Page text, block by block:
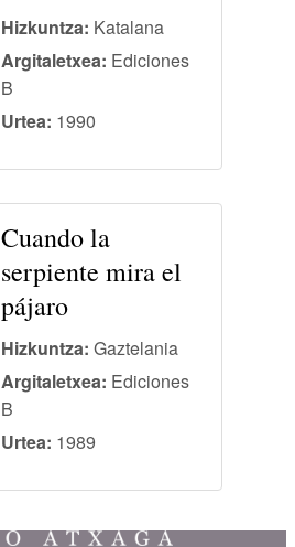
Hizkuntza: Katalana
Argitaletxea: Ediciones
B
Urtea: 1990
Cuando la
serpiente mira el
pájaro
Hizkuntza: Gaztelania
Argitaletxea: Ediciones
B
Urtea: 1989